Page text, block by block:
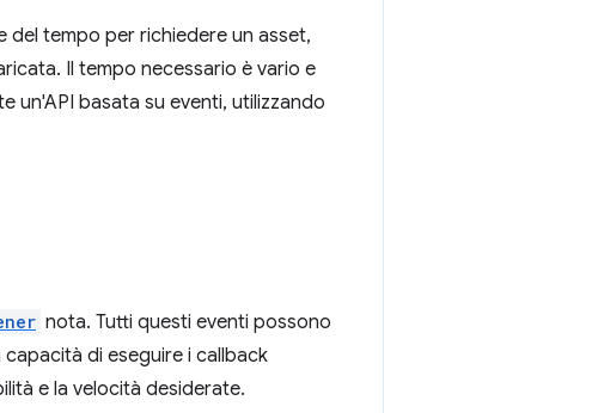
tempo per richiedere un asset,
Il tempo necessario è vario e
un'API basata su eventi, utilizzando
nota. Tutti questi eventi possono
capacità di eseguire i callback
e la velocità desiderate.